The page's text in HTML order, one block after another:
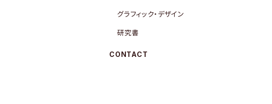
グラフィック・デザイン
研究書
CONTACT